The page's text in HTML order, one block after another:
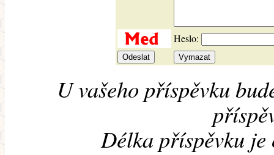
Heslo:
U vašeho příspěvku
Délka příspěvku je